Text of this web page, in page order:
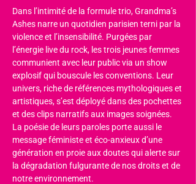
Dans l’intimité de la formule trio, Grandma’s
Ashes narre un quotidien parisien terni par la
violence et l’insensibilité. Purgées par
l’énergie live du rock, les trois jeunes femmes
communient avec leur public via un show
explosif qui bouscule les conventions. Leur
univers, riche de références mythologiques et
artistiques, s’est déployé dans des pochettes
et des clips narratifs aux images soignées.
La poésie de leurs paroles porte aussi le
message féministe et éco-anxieux d’une
génération en proie aux doutes qui alerte sur
la dégradation fulgurante de nos droits et de
notre environnement.